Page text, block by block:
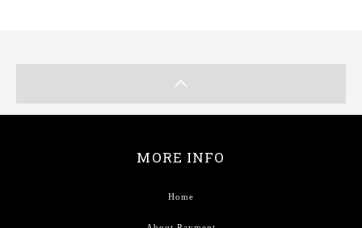
MORE INFO
Home